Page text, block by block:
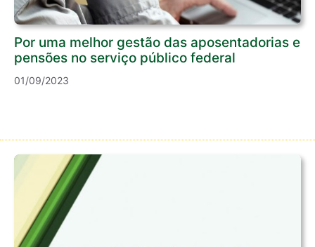
Por uma melhor gestão das aposentadorias e
pensões no serviço público federal
01/09/2023